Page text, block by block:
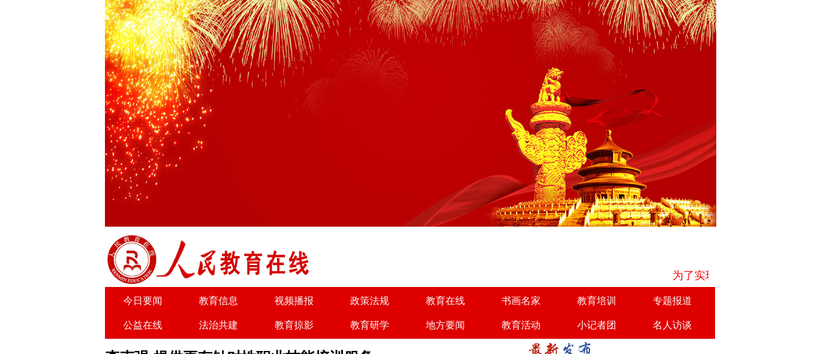
为了实现优势互补、共同发展，
今日要闻 教育信息 视频播报 政策法规 教育在线 书画名家 教育培训 专题报道
公益在线 法治共建 教育掠影 教育研学 地方要闻 教育活动 小记者团 名人访谈
关于我们 广告服务 商务合作 诚聘英才